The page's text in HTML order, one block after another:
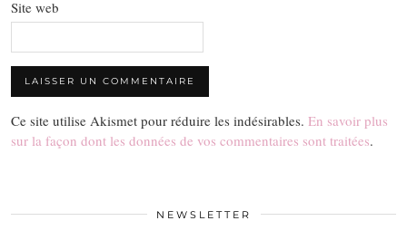
Site web
Ce site utilise Akismet pour réduire les indésirables. En savoir plus
sur la façon dont les données de vos commentaires sont traitées.
NEWSLETTER